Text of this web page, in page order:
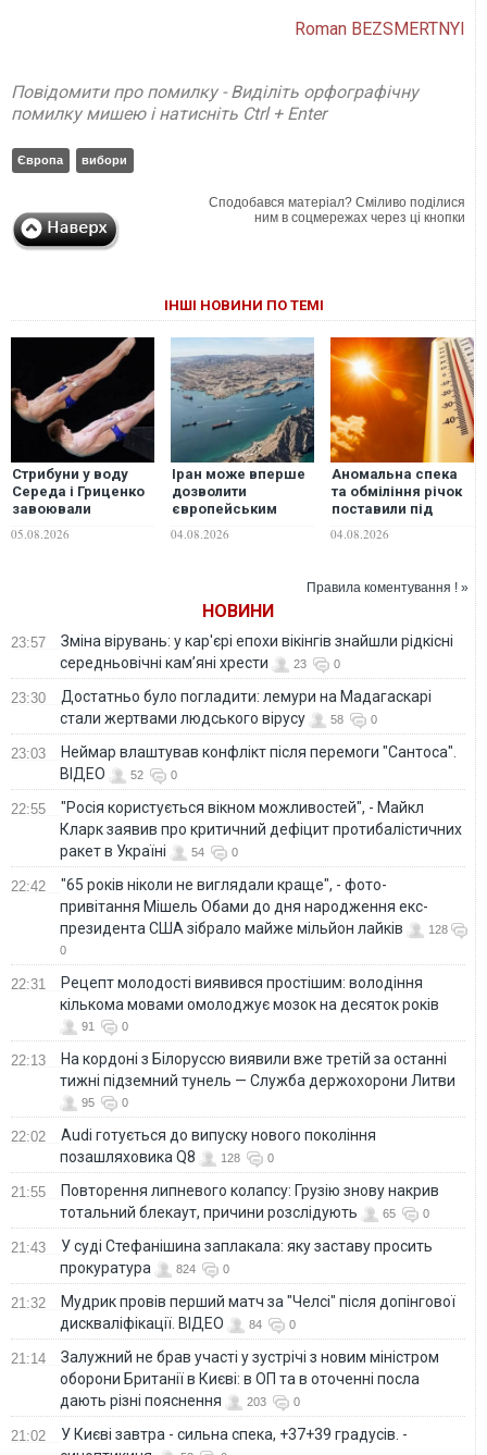
Roman BEZSMERTNYI
Повідомити про помилку - Виділіть орфографічну
помилку мишею і натисніть Ctrl + Enter
Європа вибори
Сподобався матеріал? Сміливо поділися
ним в соцмережах через ці кнопки
ІНШІ НОВИНИ ПО ТЕМІ
Стрибуни у воду
Середа і Гриценко
завоювали
чемпіонату Європи
05.08.2026
Іран може вперше
дозволити
європейським
розмінувати
04.08.2026
Аномальна спека
та обміління річок
поставили під
енергосистему
04.08.2026
Правила коментування ! »
НОВИНИ
23:57
Зміна вірувань: у кар'єрі епохи вікінгів знайшли рідкісні
середньовічні кам’яні хрести
23 0
23:30
Достатньо було погладити: лемури на Мадагаскарі
стали жертвами людського вірусу
58 0
23:03
Неймар влаштував конфлікт після перемоги "Сантоса".
ВІДЕО
52 0
22:55
"Росія користується вікном можливостей", - Майкл
Кларк заявив про критичний дефіцит протибалістичних
ракет в Україні
54 0
22:42
"65 років ніколи не виглядали краще", - фото-
привітання Мішель Обами до дня народження екс-
президента США зібрало майже мільйон лайків
128
0
22:31
Рецепт молодості виявився простішим: володіння
кількома мовами омолоджує мозок на десяток років
91 0
22:13
На кордоні з Білоруссю виявили вже третій за останні
тижні підземний тунель — Служба держохорони Литви
95 0
22:02
Audi готується до випуску нового покоління
позашляховика Q8
128 0
21:55
Повторення липневого колапсу: Грузію знову накрив
тотальний блекаут, причини розслідують
65 0
21:43
У суді Стефанішина заплакала: яку заставу просить
прокуратура
824 0
21:32
Мудрик провів перший матч за "Челсі" після допінгової
дискваліфікації. ВІДЕО
84 0
21:14
Залужний не брав участі у зустрічі з новим міністром
оборони Британії в Києві: в ОП та в оточенні посла
дають різні пояснення
203 0
21:02
У Києві завтра - сильна спека, +37+39 градусів. -